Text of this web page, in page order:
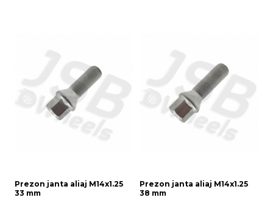
Prezon janta aliaj M14x1.25
33 mm
Prezon janta aliaj M14x1.25
38 mm